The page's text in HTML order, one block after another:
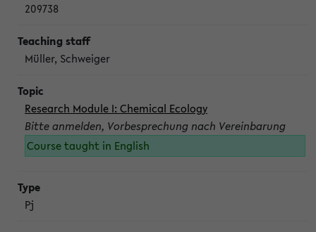
209738
Müller, Schweiger
Research Module I: Chemical Ecology
Bitte anmelden, Vorbesprechung nach Vereinbarung
Course taught in English
Pj